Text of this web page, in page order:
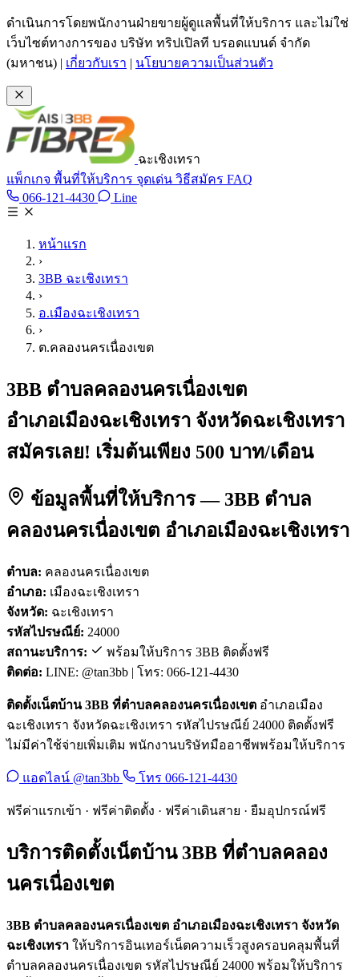
ข้ามไปเนื้อหาหลัก
ดำเนินการโดยพนักงานฝ่ายขายผู้ดูแลพื้นที่ให้บริการ และไม่ใช่
เว็บไซต์ทางการของ บริษัท ทริปเปิลที บรอดแบนด์ จำกัด
(มหาชน) | เกี่ยวกับเรา | นโยบายความเป็นส่วนตัว
ฉะเชิงเทรา
แพ็กเกจ พื้นที่ให้บริการ จุดเด่น วิธีสมัคร FAQ
066-121-4430 โทร 066-121-4430
LineLine @tan3bb
หน้าแรก
›
3BB ฉะเชิงเทรา
›
อ.เมืองฉะเชิงเทรา
›
ต.คลองนครเนื่องเขต
3BB ตำบลคลองนครเนื่องเขต
อำเภอเมืองฉะเชิงเทรา จังหวัดฉะเชิงเทรา
สมัครเลย! เริ่มต้นเพียง 500 บาท/เดือน
ข้อมูลพื้นที่ให้บริการ — 3BB ตำบล
คลองนครเนื่องเขต อำเภอเมืองฉะเชิงเทรา
ตำบล: คลองนครเนื่องเขต
อำเภอ: เมืองฉะเชิงเทรา
จังหวัด: ฉะเชิงเทรา
รหัสไปรษณีย์: 24000
สถานะบริการ:
พร้อมให้บริการ 3BB ติดตั้งฟรี
ติดต่อ: LINE: @tan3bb | โทร: 066-121-4430
ติดตั้งเน็ตบ้าน 3BB ที่ตำบลคลองนครเนื่องเขต อำเภอเมือง
ฉะเชิงเทรา จังหวัดฉะเชิงเทรา รหัสไปรษณีย์ 24000 ติดตั้งฟรี
ไม่มีค่าใช้จ่ายเพิ่มเติม พนักงานบริษัทมืออาชีพพร้อมให้บริการ
แอดไลน์ @tan3bb โทร 066-121-4430
ฟรีค่าแรกเข้า · ฟรีค่าติดตั้ง · ฟรีค่าเดินสาย · ยืมอุปกรณ์ฟรี
บริการติดตั้งเน็ตบ้าน 3BB ที่ตำบลคลอง
นครเนื่องเขต
3BB ตำบลคลองนครเนื่องเขต อำเภอเมืองฉะเชิงเทรา จังหวัด
ฉะเชิงเทรา ให้บริการอินเทอร์เน็ตความเร็วสูงครอบคลุมพื้นที่
ตำบลคลองนครเนื่องเขต รหัสไปรษณีย์ 24000 พร้อมให้บริการ